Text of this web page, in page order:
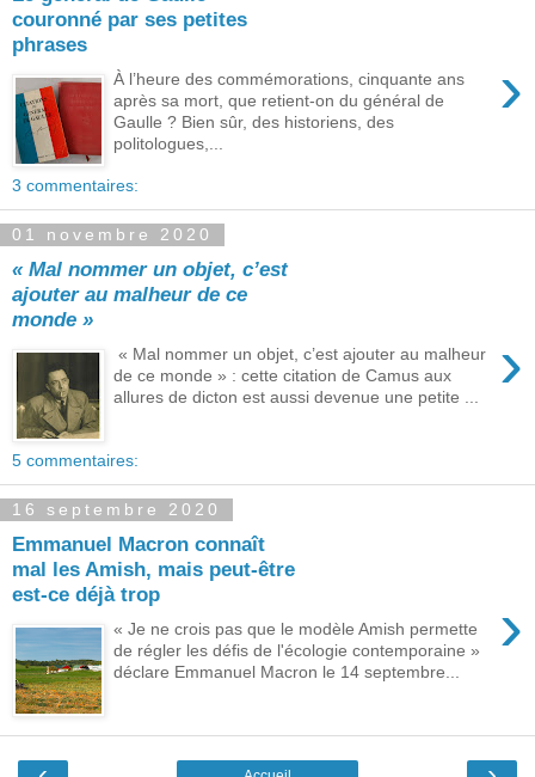
couronné par ses petites
phrases
›
À l’heure des commémorations, cinquante ans
après sa mort, que retient-on du général de
Gaulle ? Bien sûr, des historiens, des
politologues,...
3 commentaires:
01 novembre 2020
« Mal nommer un objet, c’est
ajouter au malheur de ce
monde »
›
« Mal nommer un objet, c’est ajouter au malheur
de ce monde » : cette citation de Camus aux
allures de dicton est aussi devenue une petite ...
5 commentaires:
16 septembre 2020
Emmanuel Macron connaît
mal les Amish, mais peut-être
est-ce déjà trop
›
« Je ne crois pas que le modèle Amish permette
de régler les défis de l'écologie contemporaine »
déclare Emmanuel Macron le 14 septembre...